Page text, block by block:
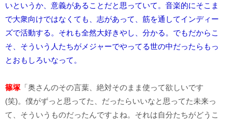
いというか、意義があることだと思っていて。音楽的にそこま
で大衆向けではなくても、志があって、筋を通してインディー
ズで活動する。それも全然大好きやし、分かる。でもだからこ
そ、そういう人たちがメジャーでやってる世の中だったらもっ
とおもしろいなって。
篠塚 「奥さんのその言葉、絶対そのまま使って欲しいです
(笑)。僕がずっと思ってた、だったらいいなと思ってた未来っ
て、そういうものだったんですよね。それは自分たちがどうこ